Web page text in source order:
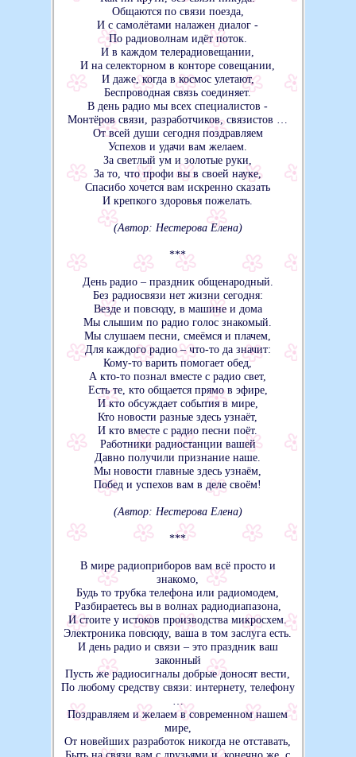
Общаются по связи поезда,
И с самолётами налажен диалог -
По радиоволнам идёт поток.
И в каждом телерадиовещании,
И на селекторном в конторе совещании,
И даже, когда в космос улетают,
Беспроводная связь соединяет.
В день радио мы всех специалистов -
Монтёров связи, разработчиков, связистов …
От всей души сегодня поздравляем
Успехов и удачи вам желаем.
За светлый ум и золотые руки,
За то, что профи вы в своей науке,
Спасибо хочется вам искренно сказать
И крепкого здоровья пожелать.
(Автор: Нестерова Елена)
***
День радио – праздник общенародный.
Без радиосвязи нет жизни сегодня:
Везде и повсюду, в машине и дома
Мы слышим по радио голос знакомый.
Мы слушаем песни, смеёмся и плачем,
Для каждого радио – что-то да значит:
Кому-то варить помогает обед,
А кто-то познал вместе с радио свет,
Есть те, кто общается прямо в эфире,
И кто обсуждает события в мире,
Кто новости разные здесь узнаёт,
И кто вместе с радио песни поёт.
Работники радиостанции вашей
Давно получили признание наше.
Мы новости главные здесь узнаём,
Побед и успехов вам в деле своём!
(Автор: Нестерова Елена)
***
В мире радиоприборов вам всё просто и
знакомо,
Будь то трубка телефона или радиомодем,
Разбираетесь вы в волнах радиодиапазона,
И стоите у истоков производства микросхем.
Электроника повсюду, ваша в том заслуга есть.
И день радио и связи – это праздник ваш
законный
Пусть же радиосигналы добрые доносят вести,
По любому средству связи: интернету, телефону
…
Поздравляем и желаем в современном нашем
мире,
От новейших разработок никогда не отставать,